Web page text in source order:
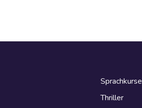
Sprachkurse
Thriller